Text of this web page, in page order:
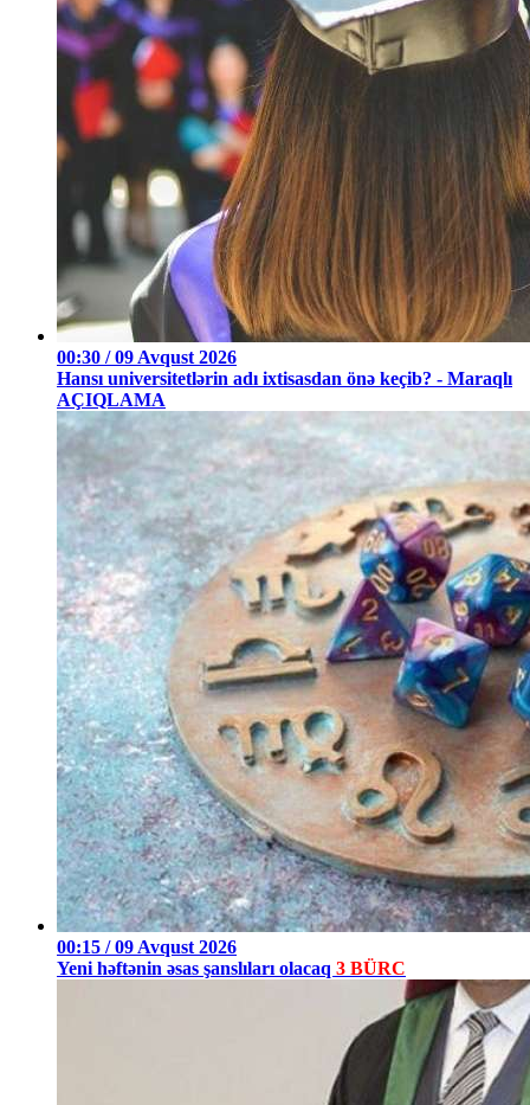
00:30 / 09 Avqust 2026
Hansı universitetlərin adı ixtisasdan önə keçib? - Maraqlı
AÇIQLAMA
00:15 / 09 Avqust 2026
Yeni həftənin əsas şanslıları olacaq 3 BÜRC